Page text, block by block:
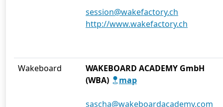
session@wakefactory.ch
http://www.wakefactory.ch
Wakeboard
WAKEBOARD ACADEMY GmbH
(WBA)
map
sascha@wakeboardacademy.com